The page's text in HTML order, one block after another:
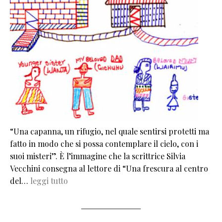
“Una capanna, un rifugio, nel quale sentirsi protetti ma
fatto in modo che si possa contemplare il cielo, con i
suoi misteri”. È l’immagine che la scrittrice Silvia
Vecchini consegna al lettore di “Una frescura al centro
del… leggi tutto